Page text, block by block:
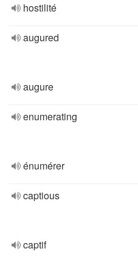
hostilité
augured
augure
enumerating
énumérer
captious
captif